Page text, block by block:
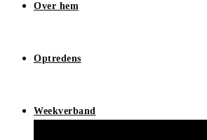
Over hem
Optredens
Weekverband